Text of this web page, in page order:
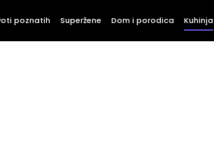
poznatih Superžene Dom i porodica Kuhinja